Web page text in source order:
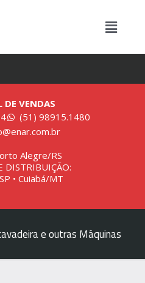
DE VENDAS
(51) 98915.1480
Alegre/RS
DISTRIBUIÇÃO:
• Cuiabá/MT
e outras Máquinas